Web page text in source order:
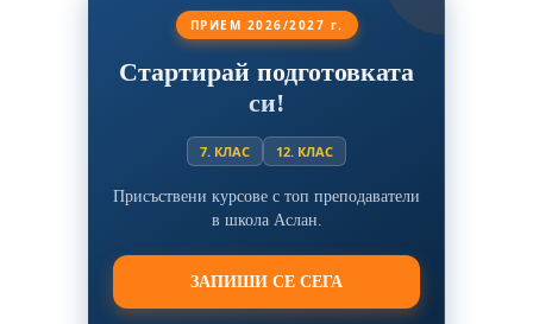
ПРИЕМ 2026/2027 г.
Стартирай подготовката
си!
7. КЛАС 12. КЛАС
Присъствени курсове с топ преподаватели
в школа Аслан.
ЗАПИШИ СЕ СЕГА